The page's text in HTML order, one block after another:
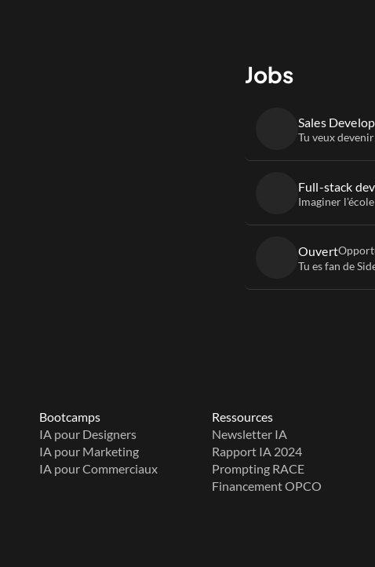
Jobs
Sales
Tu veux
Full-stack dev
Imaginer
Ouvert
Tu es fan de
Bootcamps
IA pour Designers
IA pour Marketing
IA pour Commerciaux
Ressources
Newsletter IA
Rapport IA 2024
Prompting RACE
Financement OPCO